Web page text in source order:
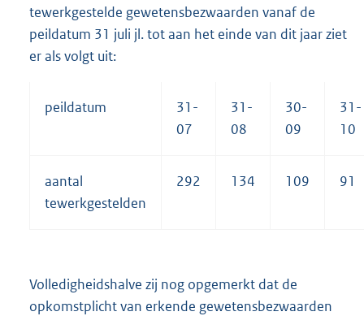
tewerkgestelde gewetensbezwaarden vanaf de
peildatum 31 juli jl. tot aan het einde van dit jaar ziet
er als volgt uit:
peildatum
31-
07
31-
08
30-
09
31-
10
aantal
tewerkgestelden
292 134 109 91
Volledigheidshalve zij nog opgemerkt dat de
opkomstplicht van erkende gewetensbezwaarden